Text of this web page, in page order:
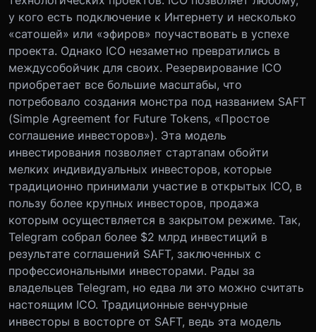
у кого есть подключение к Интернету и несколько
«сатошей» или «эфиров» поучаствовать в успехе
проекта. Однако ICO незаметно превратились в
междусобойчик для своих. Резервирование ICO
приобретает все большие масштабы, что
потребовало создания монстра под названием SAFT
(Simple Agreement for Future Tokens, «Простое
соглашение инвесторов»). Эта модель
инвестирования позволяет стартапам обойти
мелких индивидуальных инвесторов, которые
традиционно принимали участие в открытых ICO, в
пользу более крупных инвесторов, продажа
которым осуществляется в закрытом режиме. Так,
Telegram собрал более $2 млрд инвестиций в
результате соглашений SAFT, заключенных с
профессиональными инвесторами. Рады за
владельцев Telegram, но едва ли это можно считать
настоящим ICO. Традиционные венчурные
инвесторы в восторге от SAFT, ведь эта модель